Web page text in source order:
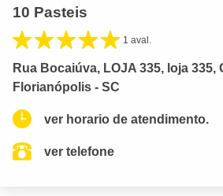
10 Pasteis
1 aval.
Rua Bocaiúva, LOJA 335, loja 335,
Florianópolis - SC
ver horario de atendimento.
ver telefone